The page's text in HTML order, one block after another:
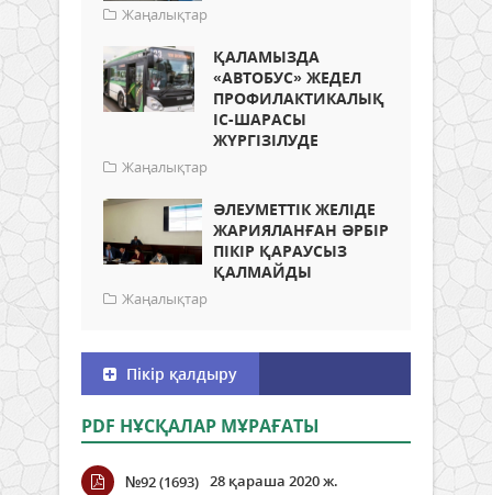
Жаңалықтар
ҚАЛАМЫЗДА
«АВТОБУС» ЖЕДЕЛ
ПРОФИЛАКТИКАЛЫҚ
ІС-ШАРАСЫ
ЖҮРГІЗІЛУДЕ
Жаңалықтар
ӘЛЕУМЕТТІК ЖЕЛІДЕ
ЖАРИЯЛАНҒАН ӘРБІР
ПІКІР ҚАРАУСЫЗ
ҚАЛМАЙДЫ
Жаңалықтар
Пікір қалдыру
PDF НҰСҚАЛАР МҰРАҒАТЫ
№92 (1693) 28 қараша 2020 ж.